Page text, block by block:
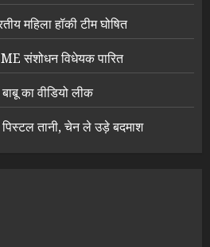
महिला हॉकी टीम घोषित
संशोधन विधेयक पारित
का वीडियो लीक
पिस्टल तानी, चेन ले उड़े बदमाश